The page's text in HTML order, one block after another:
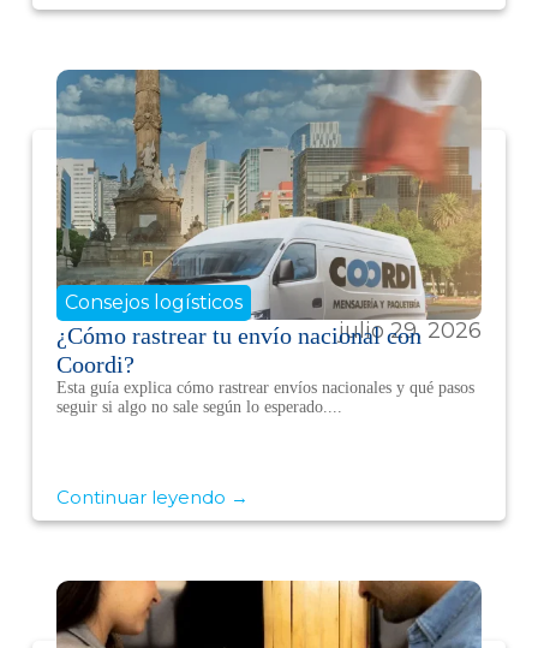
julio 29, 2026
Consejos logísticos
¿Cómo rastrear tu envío nacional con
Coordi?
Esta guía explica cómo rastrear envíos nacionales y qué pasos
seguir si algo no sale según lo esperado....
Continuar leyendo →